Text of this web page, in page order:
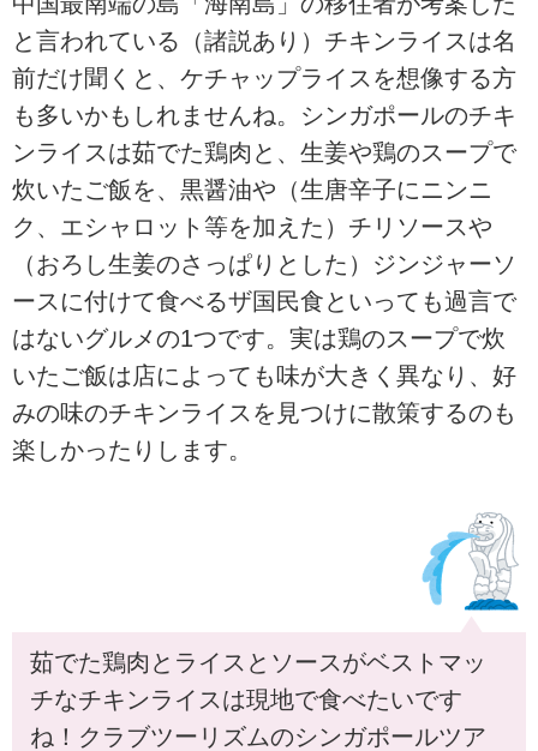
と言われている（諸説あり）チキンライスは名
前だけ聞くと、ケチャップライスを想像する方
も多いかもしれませんね。シンガポールのチキ
ンライスは茹でた鶏肉と、生姜や鶏のスープで
炊いたご飯を、黒醤油や（生唐辛子にニンニ
ク、エシャロット等を加えた）チリソースや
（おろし生姜のさっぱりとした）ジンジャーソ
ースに付けて食べるザ国民食といっても過言で
はないグルメの1つです。実は鶏のスープで炊
いたご飯は店によっても味が大きく異なり、好
みの味のチキンライスを見つけに散策するのも
楽しかったりします。
茹でた鶏肉とライスとソースがベストマッ
チなチキンライスは現地で食べたいです
ね！クラブツーリズムのシンガポールツア